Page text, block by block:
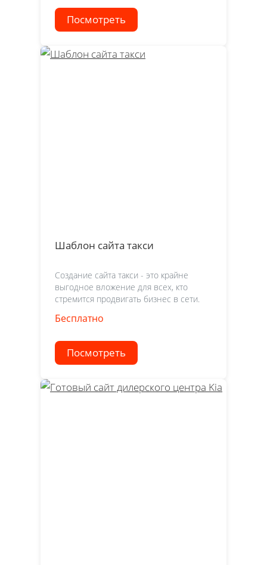
Посмотреть
Шаблон сайта такси
Создание сайта такси - это крайне
выгодное вложение для всех, кто
стремится продвигать бизнес в сети.
Бесплатно
Посмотреть